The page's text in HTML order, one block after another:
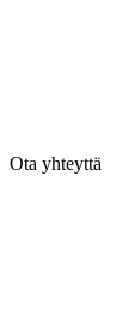
Ota yhteyttä